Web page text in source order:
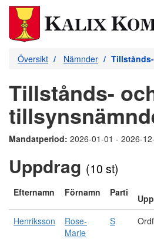
Översikt Nämnder
Tillstånds-
Mandatperiod: 2026-01-01 - 2026-
Uppdrag (10 st)
Efternamn Förnamn Parti
Henriksson
Rose-
Marie
S